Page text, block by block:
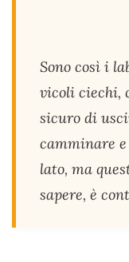
Sono così i
vicoli ciechi,
sicuro di
camminare
lato, ma
sapere, è